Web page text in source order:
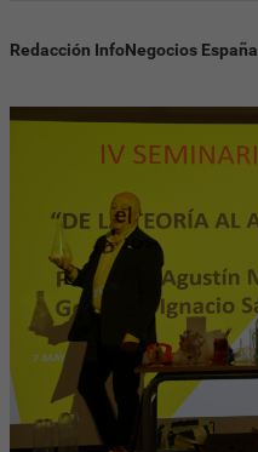
Redacción InfoNegocios España